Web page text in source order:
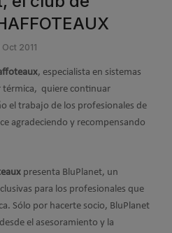
Oct 2011
, especialista en sistemas
térmica, quiere continuar
el trabajo de los profesionales de
agradeciendo y recompensando
presenta BluPlanet, un
para los profesionales que
Sólo por hacerte socio, BluPlanet
el asesoramiento y la